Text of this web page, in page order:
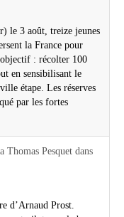
le 3 août, treize jeunes
la France pour
: récolter 100
en sensibilisant le
étape. Les réserves
par les fortes
Thomas Pesquet dans
d’Arnaud Prost.